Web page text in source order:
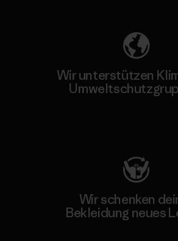
Wir unterstützen
Wir schenken
Bekleidung neues